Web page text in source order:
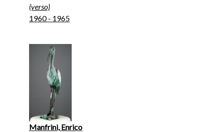
(verso)
1960 - 1965
Manfrini, Enrico